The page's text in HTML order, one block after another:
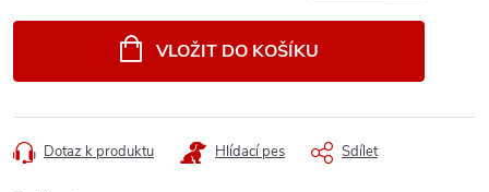
VLOŽIT DO KOŠÍKU
Dotaz k produktu Hlídací pes Sdílet